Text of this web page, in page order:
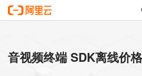
音视频终端 SDK离线价